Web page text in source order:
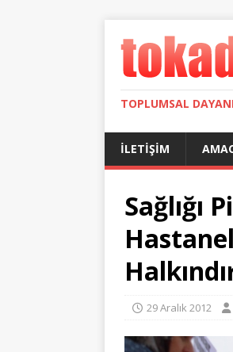
TOPLUMSAL
İLETIŞIM
Sağlığı
29 Aralık 2012